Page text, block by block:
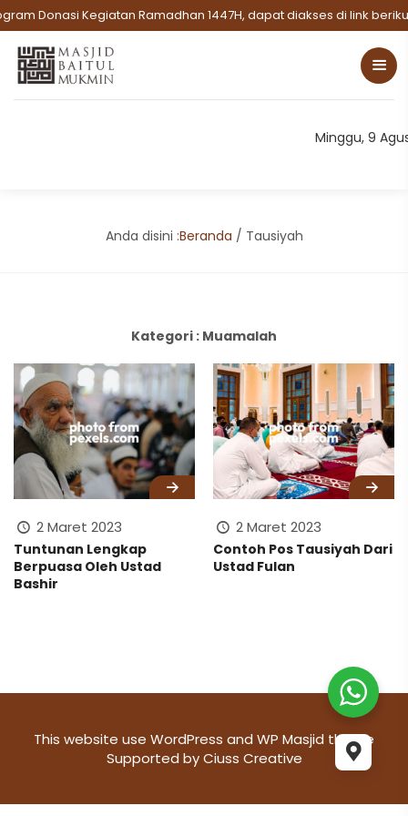
Donasi Kegiatan Ramadhan 1447H, dapat diakses di link
Minggu, 9
Anda disini :Beranda / Tausiyah
Kategori : Muamalah
2 Maret 2023
Tuntunan Lengkap
Berpuasa Oleh Ustad
Bashir
2 Maret 2023
Contoh Pos Tausiyah Dari
Ustad Fulan
This website use WordPress and WP Masjid theme
Supported byCiuss Creative